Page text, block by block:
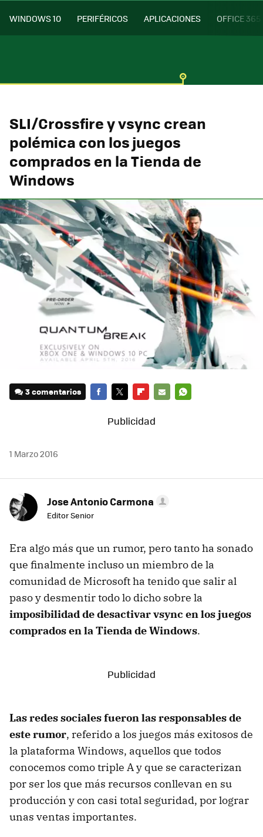
WINDOWS 10 PERIFÉRICOS APLICACIONES OFFICE 365
SLI/Crossfire y vsync crean
polémica con los juegos
comprados en la Tienda de
Windows
3 comentarios
MAIL
1 Marzo 2016
Jose Antonio Carmona
Editor Senior
Era algo más que un rumor, pero tanto ha sonado
que finalmente incluso un miembro de la
comunidad de Microsoft ha tenido que salir al
paso y desmentir todo lo dicho sobre la
imposibilidad de desactivar vsync en los juegos
comprados en la Tienda de Windows.
Las redes sociales fueron las responsables de
este rumor, referido a los juegos más exitosos de
la plataforma Windows, aquellos que todos
conocemos como triple A y que se caracterizan
por ser los que más recursos conllevan en su
producción y con casi total seguridad, por lograr
unas ventas importantes.